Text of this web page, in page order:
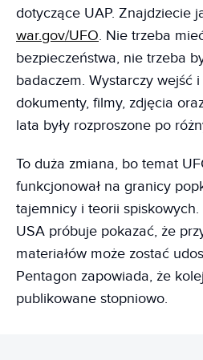
dotyczące UAP. Znajdziecie
war.gov/UFO. Nie trzeba
bezpieczeństwa, nie trzeba
badaczem. Wystarczy wejść
dokumenty, filmy, zdjęcia
lata były rozproszone po
To duża zmiana, bo temat
funkcjonował na granicy
tajemnicy i teorii spiskowych.
USA próbuje pokazać, że
materiałów może zostać
Pentagon zapowiada, że
publikowane stopniowo.